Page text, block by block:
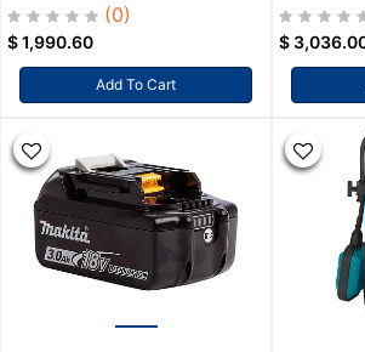
(0)
$1,990.60
Add To Cart
$